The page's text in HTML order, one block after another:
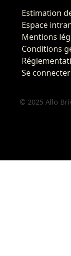
Estimation
Espace
Mentions
Conditions
Se connecter
© 2025 Allo